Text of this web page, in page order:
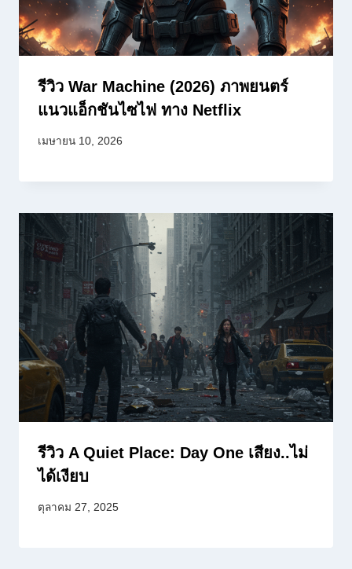
รีวิว War Machine (2026) ภาพยนตร์
แนวแอ็กชันไซไฟ ทาง Netflix
เมษายน 10, 2026
รีวิว A Quiet Place: Day One เสียง..ไม่
ได้เงียบ
ตุลาคม 27, 2025